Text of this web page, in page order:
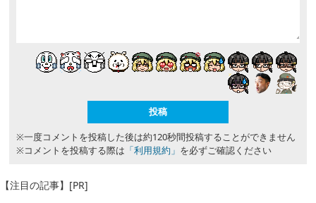
※一度コメントを投稿した後は約120秒間投稿することができません
※コメントを投稿する際は 「利用規約」 を必ずご確認ください
【注目の記事】[PR]